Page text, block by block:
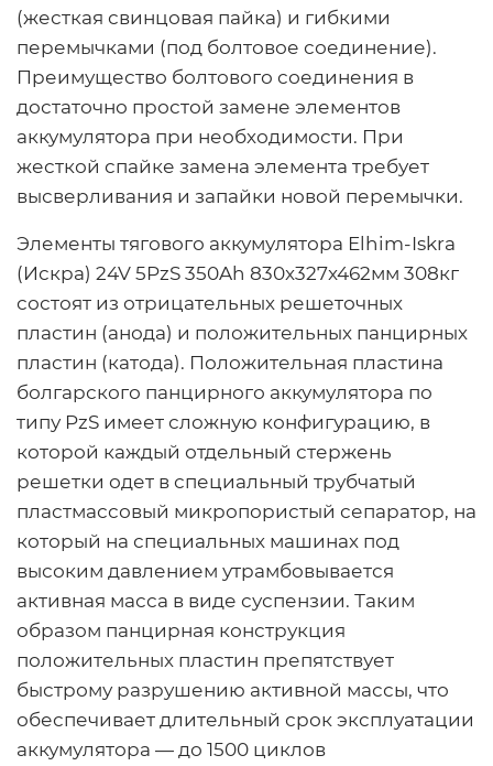
(жесткая свинцовая пайка) и гибкими
перемычками (под болтовое соединение).
Преимущество болтового соединения в
достаточно простой замене элементов
аккумулятора при необходимости. При
жесткой спайке замена элемента требует
высверливания и запайки новой перемычки.
Элементы тягового аккумулятора Elhim-Iskra
(Искра) 24V 5PzS 350Ah 830x327x462мм 308кг
состоят из отрицательных решеточных
пластин (анода) и положительных панцирных
пластин (катода). Положительная пластина
болгарского панцирного аккумулятора по
типу PzS имеет сложную конфигурацию, в
которой каждый отдельный стержень
решетки одет в специальный трубчатый
пластмассовый микропористый сепаратор, на
который на специальных машинах под
высоким давлением утрамбовывается
активная масса в виде суспензии. Таким
образом панцирная конструкция
положительных пластин препятствует
быстрому разрушению активной массы, что
обеспечивает длительный срок эксплуатации
аккумулятора — до 1500 циклов